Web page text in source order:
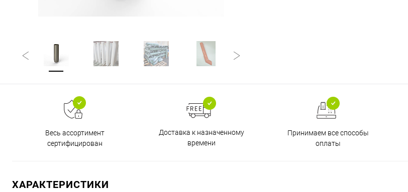
Весь ассортимент
сертифицирован
Доставка к назначенному
времени
Принимаем все способы
оплаты
ХАРАКТЕРИСТИКИ